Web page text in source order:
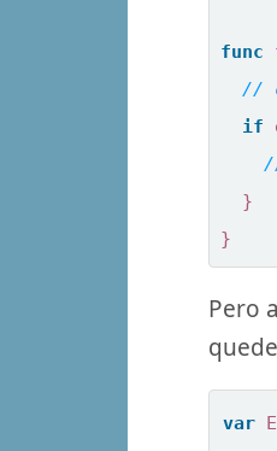
func
if
}
}
Pero
var